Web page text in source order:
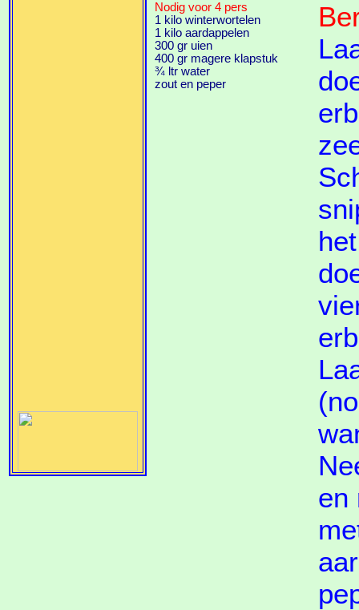
Nodig voor 4 pers
1 kilo winterwortelen
1 kilo aardappelen
300 gr uien
400 gr magere klapstuk
¾ ltr water
zout en peper
en